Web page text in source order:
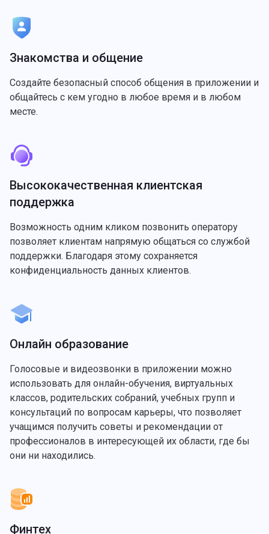
Знакомства и общение
Создайте безопасный способ общения в приложении и
общайтесь с кем угодно в любое время и в любом
месте.
Высококачественная клиентская
поддержка
Возможность одним кликом позвонить оператору
позволяет клиентам напрямую общаться со службой
поддержки. Благодаря этому сохраняется
конфиденциальность данных клиентов.
Онлайн образование
Голосовые и видеозвонки в приложении можно
использовать для онлайн-обучения, виртуальных
классов, родительских собраний, учебных групп и
консультаций по вопросам карьеры, что позволяет
учащимся получить советы и рекомендации от
профессионалов в интересующей их области, где бы
они ни находились.
Финтех